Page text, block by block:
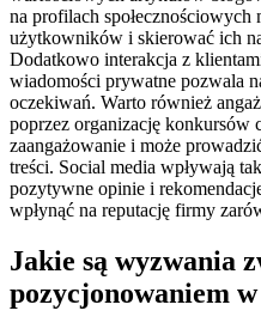
na profilach społecznościowych
użytkowników i skierować ich
Dodatkowo interakcja z
wiadomości prywatne pozwala
oczekiwań. Warto również
poprzez organizację konkursów
zaangażowanie i może
treści. Social media wpływają
pozytywne opinie i
wpłynąć na reputację firmy
Jakie są wyzwania
pozycjonowaniem